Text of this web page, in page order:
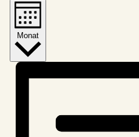
Monat